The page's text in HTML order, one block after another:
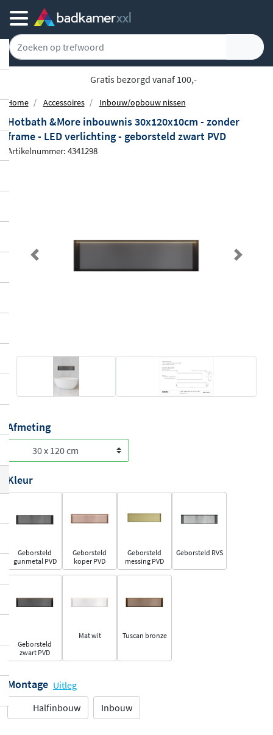
Gratis bezorgd vanaf 100,-
Home Accessoires Inbouw/opbouw nissen
Hotbath &More inbouwnis 30x120x10cm - zonder
frame - LED verlichting - geborsteld zwart PVD
Artikelnummer: 4341298
Previous Next
Afmeting
Kleur
Geborsteld
gunmetal PVD
Geborsteld
koper PVD
Geborsteld
messing PVD
Geborsteld RVS
Geborsteld
zwart PVD
Mat wit Tuscan bronze
Montage Uitleg
Halfinbouw
Inbouw